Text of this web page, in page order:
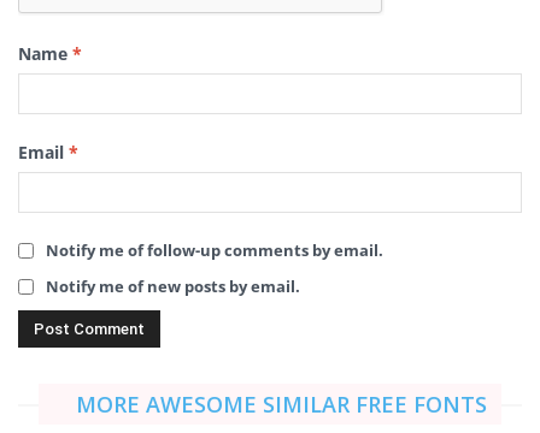
Name *
Email *
Notify me of follow-up comments by email.
Notify me of new posts by email.
MORE AWESOME SIMILAR FREE FONTS